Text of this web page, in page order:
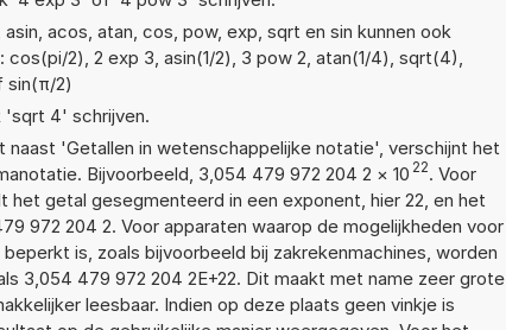
acos, atan, cos, pow, exp, sqrt en sin kunnen ook
2), 2 exp 3, asin(1/2), 3 pow 2, atan(1/4), sqrt(4),
sin(π/2)
'sqrt 4' schrijven.
naast 'Getallen in wetenschappelijke notatie', verschijnt het
Bijvoorbeeld, 3,054 479 972 204 2 × 10 22. Voor
getal gesegmenteerd in een exponent, hier 22, en het
972 204 2. Voor apparaten waarop de mogelijkheden voor
is, zoals bijvoorbeeld bij zakrekenmachines, worden
3,054 479 972 204 2E+22. Dit maakt met name zeer grote
leesbaar. Indien op deze plaats geen vinkje is